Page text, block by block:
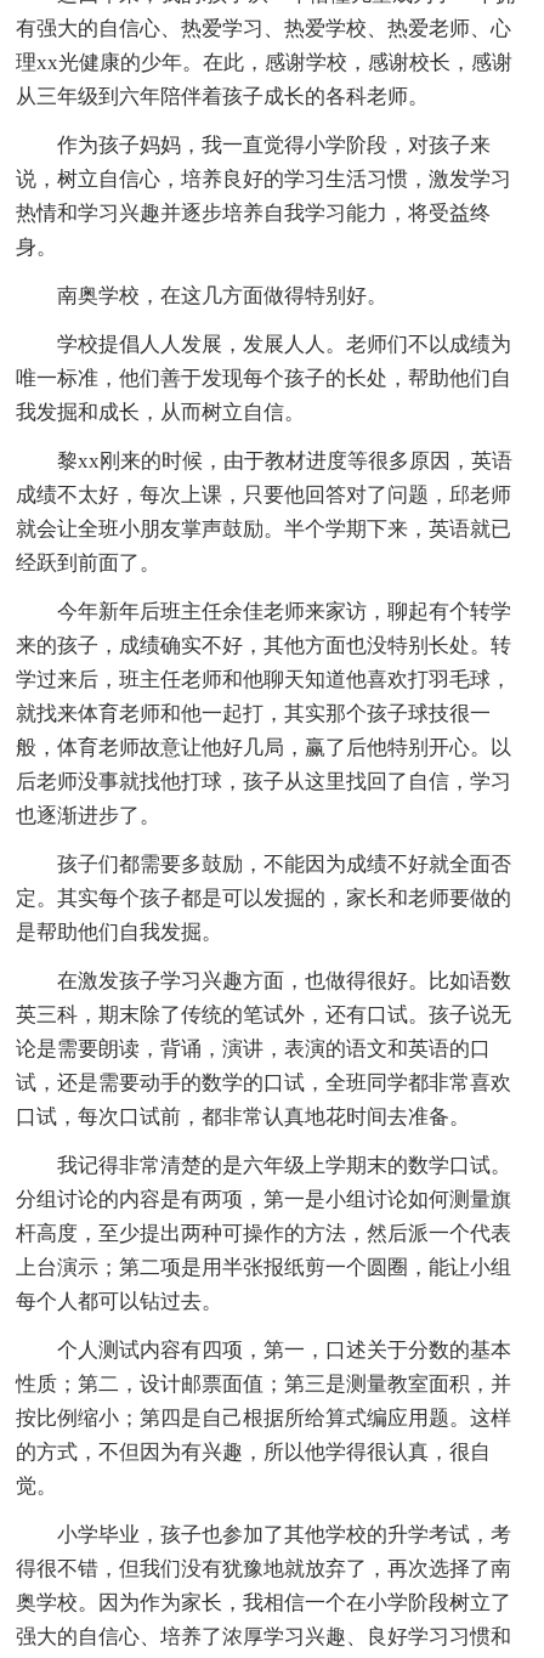
有强大的自信心、热爱学习、热爱学校、热爱老师、心
理xx光健康的少年。在此，感谢学校，感谢校长，感谢
从三年级到六年陪伴着孩子成长的各科老师。
作为孩子妈妈，我一直觉得小学阶段，对孩子来
说，树立自信心，培养良好的学习生活习惯，激发学习
热情和学习兴趣并逐步培养自我学习能力，将受益终
身。
南奥学校，在这几方面做得特别好。
学校提倡人人发展，发展人人。老师们不以成绩为
唯一标准，他们善于发现每个孩子的长处，帮助他们自
我发掘和成长，从而树立自信。
黎xx刚来的时候，由于教材进度等很多原因，英语
成绩不太好，每次上课，只要他回答对了问题，邱老师
就会让全班小朋友掌声鼓励。半个学期下来，英语就已
经跃到前面了。
今年新年后班主任余佳老师来家访，聊起有个转学
来的孩子，成绩确实不好，其他方面也没特别长处。转
学过来后，班主任老师和他聊天知道他喜欢打羽毛球，
就找来体育老师和他一起打，其实那个孩子球技很一
般，体育老师故意让他好几局，赢了后他特别开心。以
后老师没事就找他打球，孩子从这里找回了自信，学习
也逐渐进步了。
孩子们都需要多鼓励，不能因为成绩不好就全面否
定。其实每个孩子都是可以发掘的，家长和老师要做的
是帮助他们自我发掘。
在激发孩子学习兴趣方面，也做得很好。比如语数
英三科，期末除了传统的笔试外，还有口试。孩子说无
论是需要朗读，背诵，演讲，表演的语文和英语的口
试，还是需要动手的数学的口试，全班同学都非常喜欢
口试，每次口试前，都非常认真地花时间去准备。
我记得非常清楚的是六年级上学期末的数学口试。
分组讨论的内容是有两项，第一是小组讨论如何测量旗
杆高度，至少提出两种可操作的方法，然后派一个代表
上台演示；第二项是用半张报纸剪一个圆圈，能让小组
每个人都可以钻过去。
个人测试内容有四项，第一，口述关于分数的基本
性质；第二，设计邮票面值；第三是测量教室面积，并
按比例缩小；第四是自己根据所给算式编应用题。这样
的方式，不但因为有兴趣，所以他学得很认真，很自
觉。
小学毕业，孩子也参加了其他学校的升学考试，考
得很不错，但我们没有犹豫地就放弃了，再次选择了南
奥学校。因为作为家长，我相信一个在小学阶段树立了
强大的自信心、培养了浓厚学习兴趣、良好学习习惯和